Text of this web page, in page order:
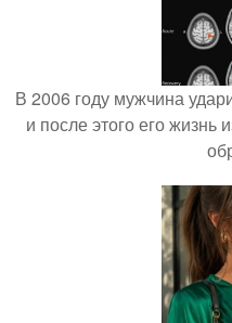
В 2006 году мужчина
и после этого его